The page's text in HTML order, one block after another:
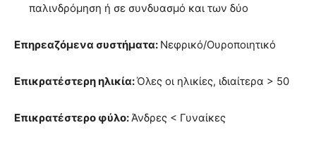
παλινδρόμηση ή σε συνδυασμό και των δύο
Επηρεαζόμενα συστήματα: Νεφρικό/Ουροποιητικό
Επικρατέστερη ηλικία:Όλες οι ηλικίες, ιδιαίτερα > 50
Επικρατέστερο φύλο: Άνδρες < Γυναίκες